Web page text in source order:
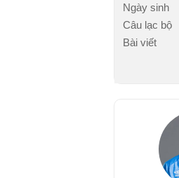
Ngày sinh
Câu lạc bộ
Bài viết